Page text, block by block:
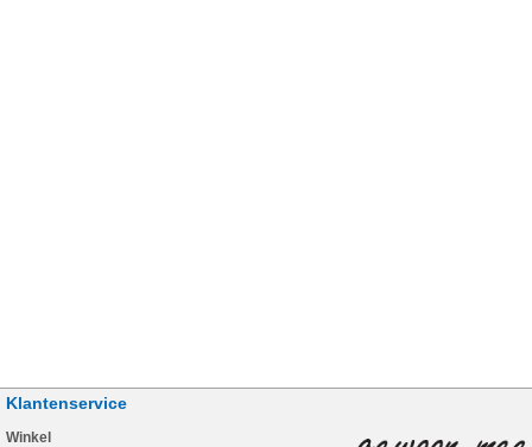
Klantenservice
Winkel